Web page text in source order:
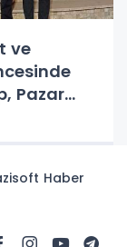
ve
Pazar
Haber